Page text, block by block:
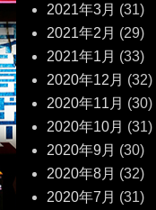
2021年3月 (31)
2021年2月 (29)
2021年1月 (33)
2020年12月 (32)
2020年11月 (30)
2020年10月 (31)
2020年9月 (30)
2020年8月 (32)
2020年7月 (31)